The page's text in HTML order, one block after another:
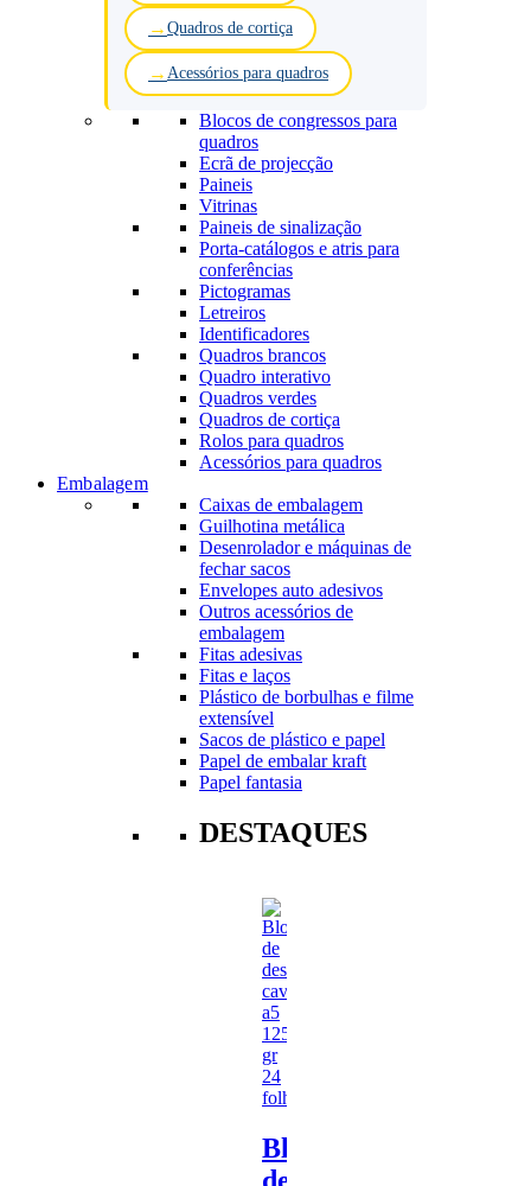
Quadros de cortiça
Acessórios para quadros
Blocos de congressos para
quadros
Ecrã de projecção
Paineis
Vitrinas
Paineis de sinalização
Porta-catálogos e atris para
conferências
Pictogramas
Letreiros
Identificadores
Quadros brancos
Quadro interativo
Quadros verdes
Quadros de cortiça
Rolos para quadros
Acessórios para quadros
Embalagem
Caixas de embalagem
Guilhotina metálica
Desenrolador e máquinas de
fechar sacos
Envelopes auto adesivos
Outros acessórios de
embalagem
Fitas adesivas
Fitas e laços
Plástico de borbulhas e filme
extensível
Sacos de plástico e papel
Papel de embalar kraft
Papel fantasia
DESTAQUES
Bloco
de